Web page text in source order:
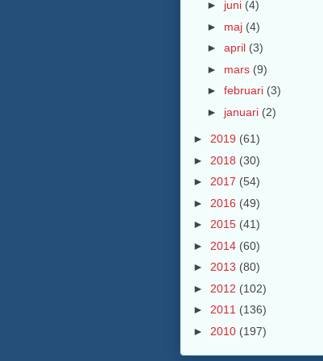
► juni (4)
► maj (4)
► april (3)
► mars (9)
► februari (3)
► januari (2)
► 2019 (61)
► 2018 (30)
► 2017 (54)
► 2016 (49)
► 2015 (41)
► 2014 (60)
► 2013 (80)
► 2012 (102)
► 2011 (136)
► 2010 (197)